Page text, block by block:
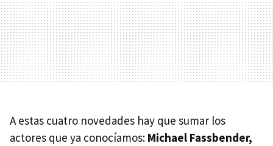
A estas cuatro novedades hay que sumar los
actores que ya conocíamos: Michael Fassbender,